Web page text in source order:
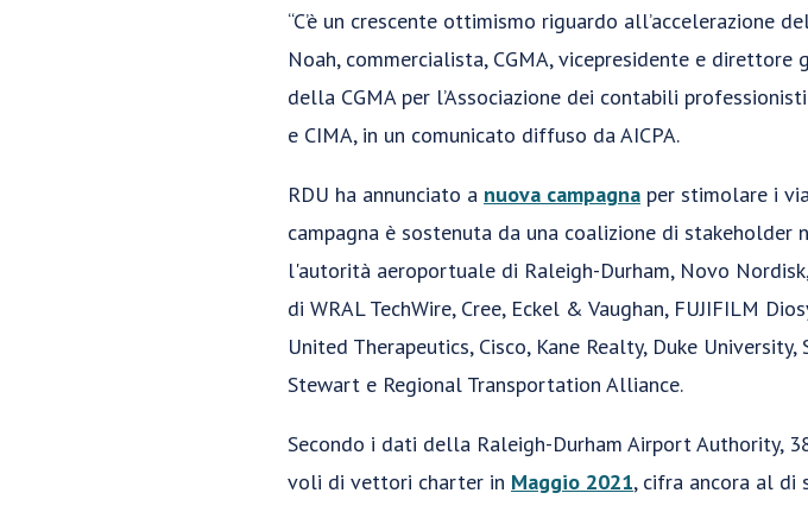
“C’è un crescente ottimismo riguardo all’accelerazione
Noah, commercialista, CGMA, vicepresidente e
della CGMA per l’Associazione dei contabili
e CIMA, in un comunicato diffuso da AICPA.
RDU ha annunciato a nuova campagna per stimolare i
campagna è sostenuta da una coalizione di stakeholder
l'autorità aeroportuale di Raleigh-Durham, Novo
di WRAL TechWire, Cree, Eckel & Vaughan, FUJIFILM
United Therapeutics, Cisco, Kane Realty, Duke
Stewart e Regional Transportation Alliance.
Secondo i dati della Raleigh-Durham Airport Authority,
voli di vettori charter in Maggio 2021, cifra ancora al di